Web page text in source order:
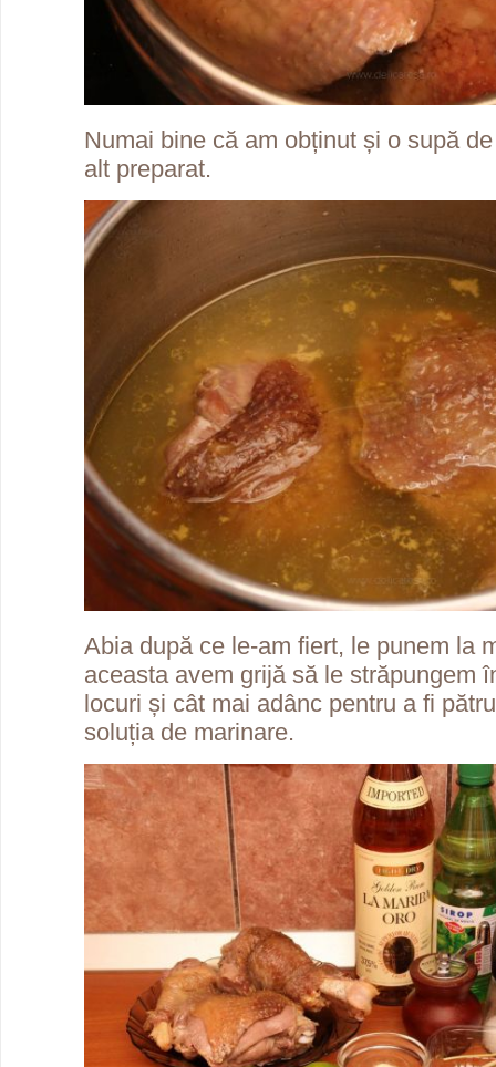
Numai bine că am obținut și o supă
alt preparat.
Abia după ce le-am fiert, le punem la
aceasta avem grijă să le străpungem
locuri și cât mai adânc pentru a fi
soluția de marinare.